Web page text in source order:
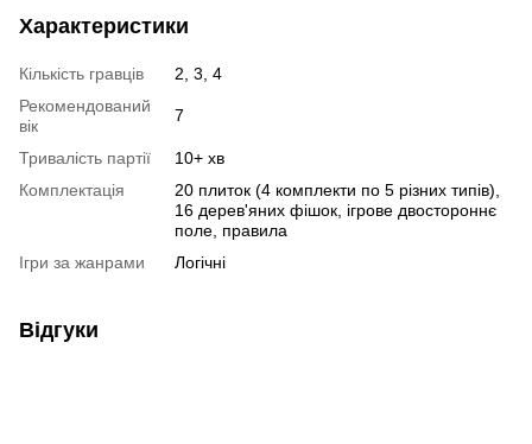
Характеристики
Кількість гравців
2, 3, 4
Рекомендований
вік
7
Тривалість партії
10+ хв
Комплектація
20 плиток (4 комплекти по 5 різних типів),
16 дерев'яних фішок, ігрове двостороннє
поле, правила
Ігри за жанрами
Логічні
Відгуки